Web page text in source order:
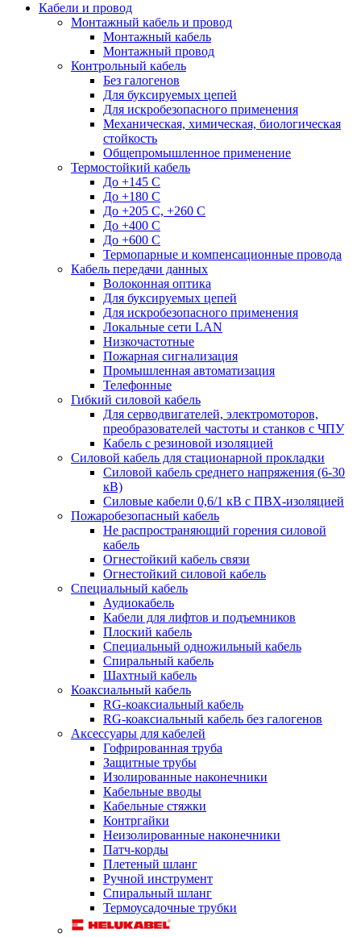
Кабели и провод
Монтажный кабель и провод
Монтажный кабель
Монтажный провод
Контрольный кабель
Без галогенов
Для буксируемых цепей
Для искробезопасного применения
Механическая, химическая, биологическая
стойкость
Общепромышленное применение
Термостойкий кабель
До +145 С
До +180 C
До +205 С, +260 С
До +400 C
До +600 С
Термопарные и компенсационные провода
Кабель передачи данных
Волоконная оптика
Для буксируемых цепей
Для искробезопасного применения
Локальные сети LAN
Низкочастотные
Пожарная сигнализация
Промышленная автоматизация
Телефонные
Гибкий силовой кабель
Для серводвигателей, электромоторов,
преобразователей частоты и станков с ЧПУ
Кабель с резиновой изоляцией
Силовой кабель для стационарной прокладки
Силовой кабель среднего напряжения (6-30
кВ)
Силовые кабели 0,6/1 кВ с ПВХ-изоляцией
Пожаробезопасный кабель
Не распространяющий горения силовой
кабель
Огнестойкий кабель связи
Огнестойкий силовой кабель
Специальный кабель
Аудиокабель
Кабели для лифтов и подъемников
Плоский кабель
Специальный одножильный кабель
Спиральный кабель
Шахтный кабель
Коаксиальный кабель
RG-коаксиальный кабель
RG-коаксиальный кабель без галогенов
Аксессуары для кабелей
Гофрированная труба
Защитные трубы
Изолированные наконечники
Кабельные вводы
Кабельные стяжки
Контргайки
Неизолированные наконечники
Патч-корды
Плетеный шланг
Ручной инструмент
Спиральный шланг
Термоусадочные трубки